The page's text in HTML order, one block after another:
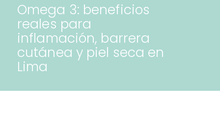
Omega 3: beneficios
reales para
inflamación, barrera
cutánea y piel seca en
Lima